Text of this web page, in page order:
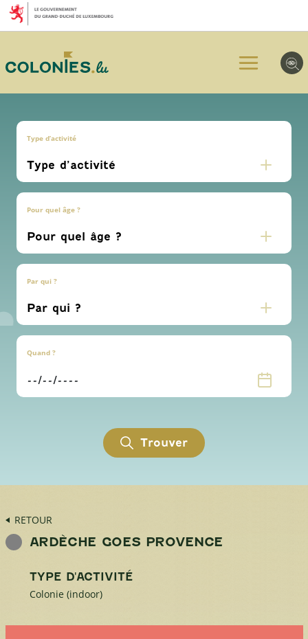
Aller
au
menu
Aller
au
contenu
Aller
au
pied
page
Type d’activité
Pour quel âge ?
Par qui ?
Quand ?
Trouver
RETOUR
ARDÈCHE GOES PROVENCE
TYPE D'ACTIVITÉ
Colonie (indoor)